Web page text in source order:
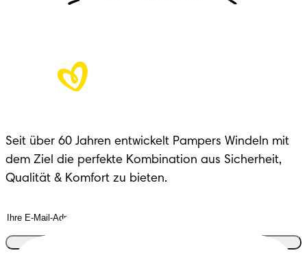
Seit über 60 Jahren entwickelt Pampers Windeln mit
dem Ziel die perfekte Kombination aus Sicherheit,
Qualität & Komfort zu bieten.